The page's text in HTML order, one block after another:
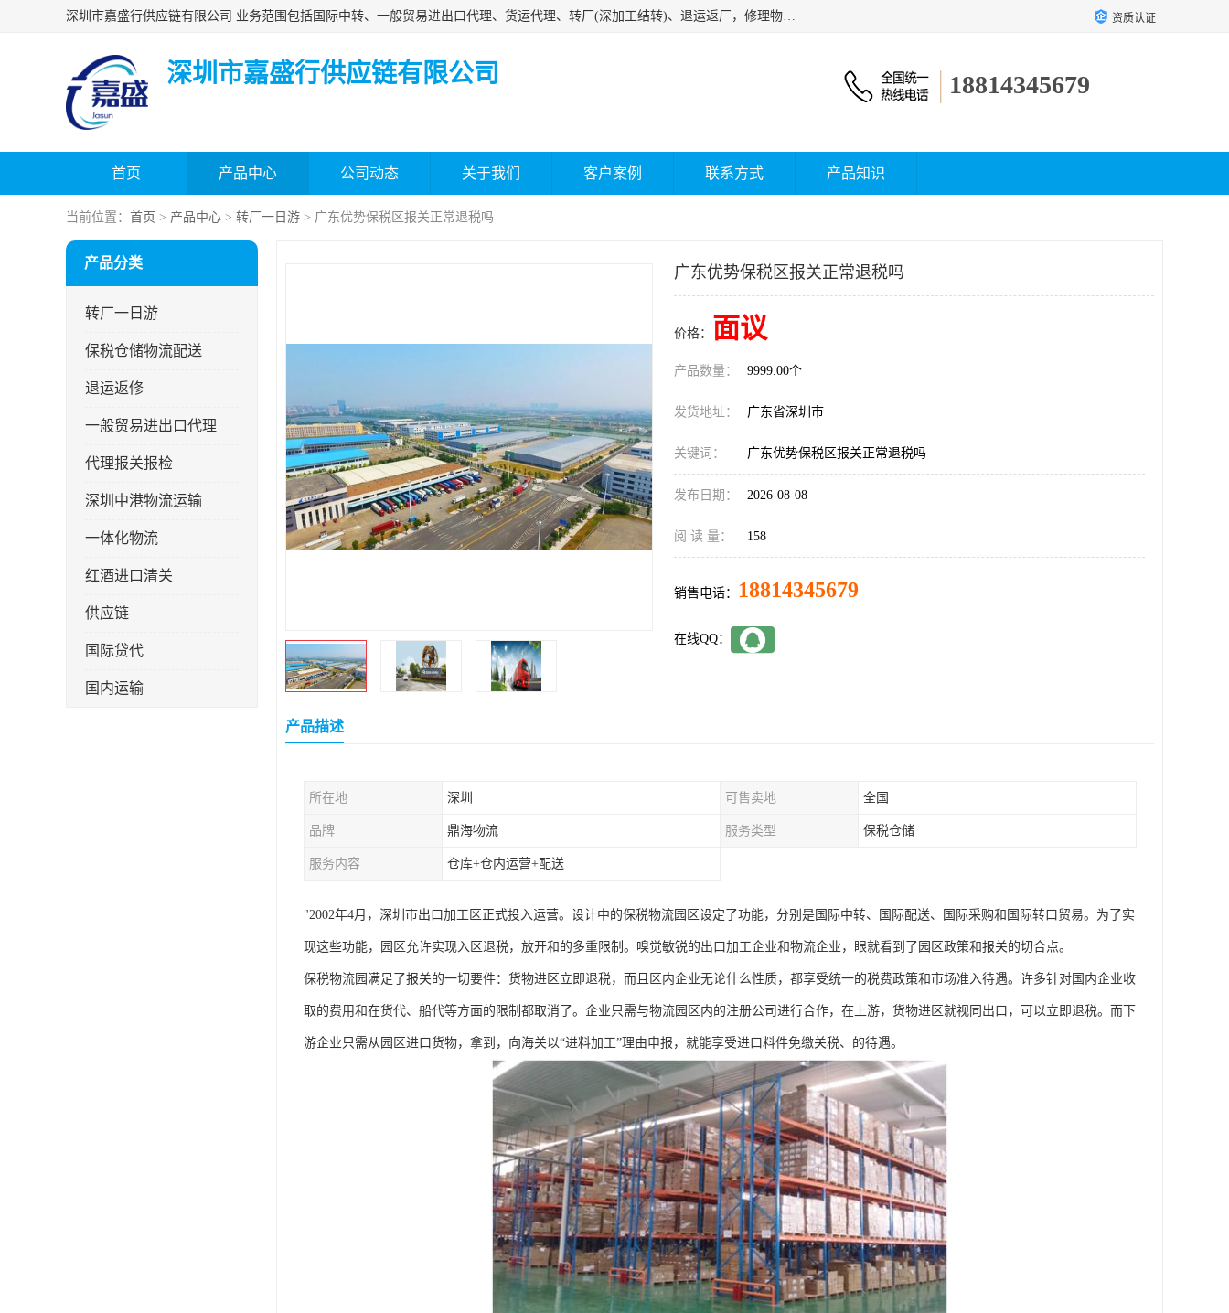
深圳市嘉盛行供应链有限公司 业务范围包括国际中转、一般贸易进出口代理、货运代理、转厂(深加工结转)、退运返厂，修理物品、直接退运、简单加工、更换包装、食品化妆品贴标进口、通关保税仓储，保税生产加工，香港仓库、中港运输专拼货运等服务 资质认证
深圳市嘉盛行供应链有限公司 18814345679
首页 产品中心 公司动态 关于我们 客户案例 联系方式 产品知识
当前位置： 首页 > 产品中心 > 转厂一日游 > 广东优势保税区报关正常退税吗
产品分类
转厂一日游
保税仓储物流配送
退运返修
一般贸易进出口代理
代理报关报检
深圳中港物流运输
一体化物流
红酒进口清关
供应链
国际贷代
国内运输
广东优势保税区报关正常退税吗
价格： 面议
产品数量： 9999.00个
发货地址： 广东省深圳市
关键词： 广东优势保税区报关正常退税吗
发布日期： 2026-08-08
阅 读 量： 158
销售电话： 18814345679
在线QQ：
产品描述
所在地 深圳 可售卖地 全国
品牌 鼎海物流 服务类型 保税仓储
服务内容 仓库+仓内运营+配送
"2002年4月，深圳市出口加工区正式投入运营。设计中的保税物流园区设定了功能，分别是国际中转、国际配送、国际采购和国际转口贸易。为了实
现这些功能，园区允许实现入区退税，放开和的多重限制。嗅觉敏锐的出口加工企业和物流企业，眼就看到了园区政策和报关的切合点。
保税物流园满足了报关的一切要件：货物进区立即退税，而且区内企业无论什么性质，都享受统一的税费政策和市场准入待遇。许多针对国内企业收
取的费用和在货代、船代等方面的限制都取消了。企业只需与物流园区内的注册公司进行合作，在上游，货物进区就视同出口，可以立即退税。而下
游企业只需从园区进口货物，拿到，向海关以“进料加工”理由申报，就能享受进口料件免缴关税、的待遇。